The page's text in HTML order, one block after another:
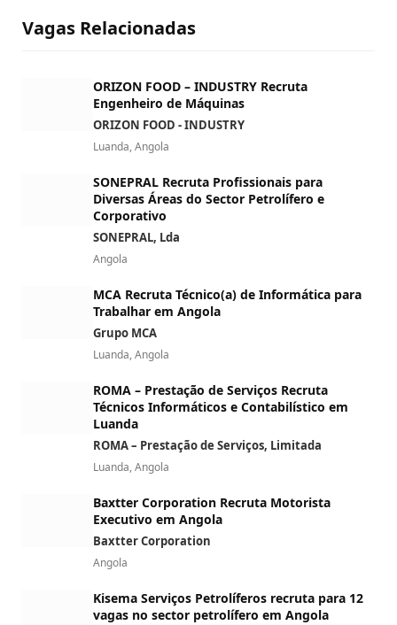
Vagas Relacionadas
ORIZON FOOD – INDUSTRY Recruta
Engenheiro de Máquinas
ORIZON FOOD - INDUSTRY
Luanda, Angola
SONEPRAL Recruta Profissionais para
Diversas Áreas do Sector Petrolífero e
Corporativo
SONEPRAL, Lda
Angola
MCA Recruta Técnico(a) de Informática para
Trabalhar em Angola
Grupo MCA
Luanda, Angola
ROMA – Prestação de Serviços Recruta
Técnicos Informáticos e Contabilístico em
Luanda
ROMA – Prestação de Serviços, Limitada
Luanda, Angola
Baxtter Corporation Recruta Motorista
Executivo em Angola
Baxtter Corporation
Angola
Kisema Serviços Petrolíferos recruta para 12
vagas no sector petrolífero em Angola